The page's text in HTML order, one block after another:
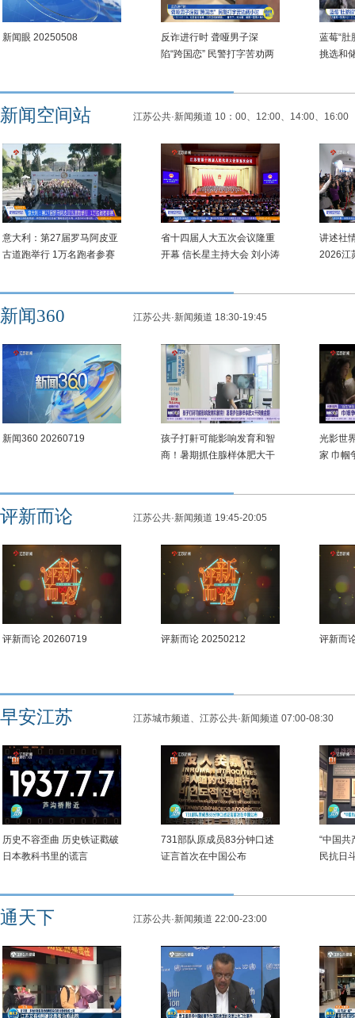
新闻眼 20250508
反诈进行时 聋哑男子深
陷“跨国恋” 民警打字苦劝两
蓝莓“肚
挑选和
新闻空间站 江苏公共·新闻频道 10：00、12:00、14:00、16:00
意大利：第27届罗马阿皮亚
古道跑举行 1万名跑者参赛
省十四届人大五次会议隆重
开幕 信长星主持大会 刘小涛
讲述社
2026江
新闻360 江苏公共·新闻频道 18:30-19:45
新闻360 20260719
孩子打鼾可能影响发育和智
商！暑期抓住腺样体肥大干
光影世
家 巾帼
评新而论 江苏公共·新闻频道 19:45-20:05
评新而论 20260719 评新而论 20250212 评新而
早安江苏 江苏城市频道、江苏公共·新闻频道 07:00-08:30
历史不容歪曲 历史铁证戳破
日本教科书里的谎言
731部队原成员83分钟口述
证言首次在中国公布
“中国共
民抗日
通天下 江苏公共·新闻频道 22:00-23:00